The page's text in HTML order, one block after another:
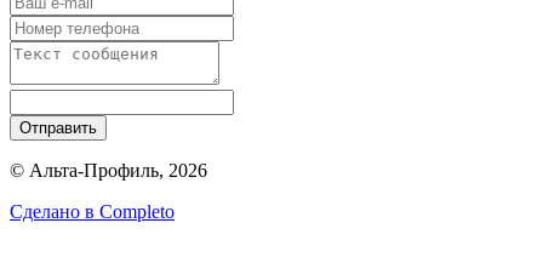
Отправить
© Альта-Профиль, 2026
Сделано в Completo